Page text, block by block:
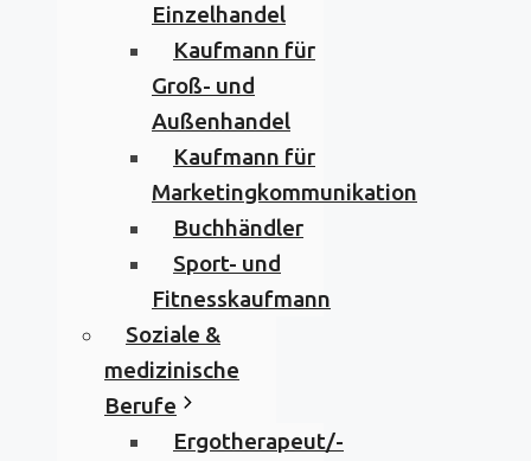
Einzelhandel
Kaufmann für
Groß- und
Außenhandel
Kaufmann für
Marketingkommunikation
Buchhändler
Sport- und
Fitnesskaufmann
Soziale &
medizinische
Berufe
Ergotherapeut/-